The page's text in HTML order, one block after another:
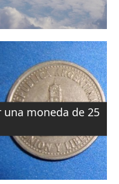
una moneda de 25